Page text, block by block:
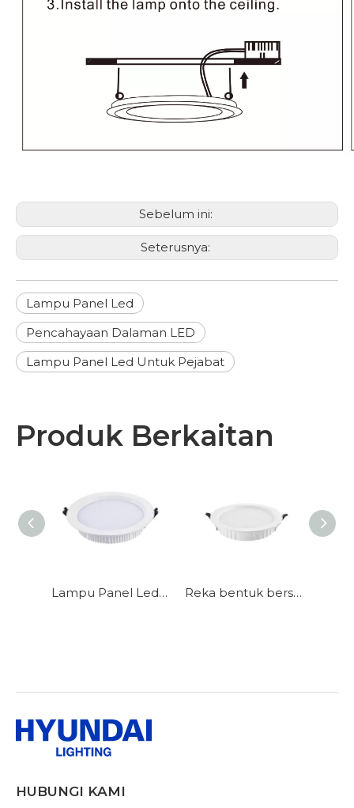
Sebelum ini:
Seterusnya:
Lampu Panel Led
Pencahayaan Dalaman LED
Lampu Panel Led Untuk Pejabat
Produk Berkaitan
Lampu Panel Led Standard Penjimatan Tenaga Untuk Pusat Beli-belah Reka bentuk bersepadu DOB, pemacu luaran, dua lampu panel skema
HUBUNGI KAMI